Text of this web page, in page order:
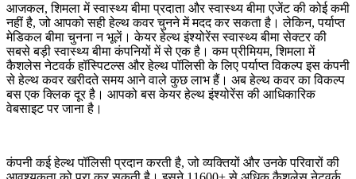
आजकल, शिमला में स्वास्थ्य बीमा प्रदाता और स्वास्थ्य बीमा एजेंट की कोई कमी
नहीं है, जो आपको सही हेल्थ कवर चुनने में मदद कर सकता है। लेकिन, पर्याप्त
मेडिकल बीमा चुनना न भूलें। केयर हेल्थ इंश्योरेंस स्वास्थ्य बीमा सेक्टर की
सबसे बड़ी स्वास्थ्य बीमा कंपनियों में से एक है। कम प्रीमियम, शिमला में
कैशलेस नेटवर्क हॉस्पिटल्स और हेल्थ पॉलिसी के लिए पर्याप्त विकल्प इस कंपनी
से हेल्थ कवर खरीदते समय आने वाले कुछ लाभ हैं। अब हेल्थ कवर का विकल्प
बस एक क्लिक दूर है। आपको बस केयर हेल्थ इंश्योरेंस की आधिकारिक
वेबसाइट पर जाना है।
कंपनी कई हेल्थ पॉलिसी प्रदान करती है, जो व्यक्तियों और उनके परिवारों की